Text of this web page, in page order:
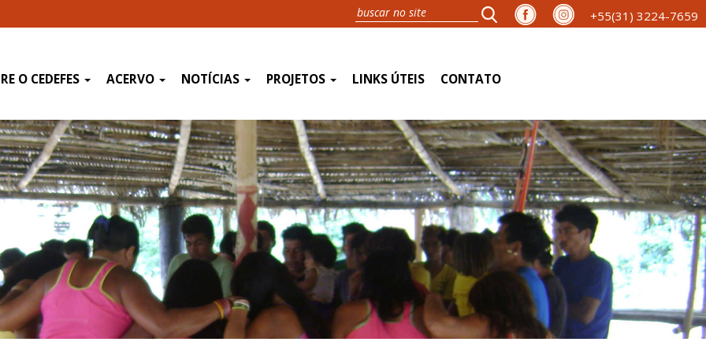
+55(31) 3224-7659
O CEDEFES ACERVO NOTÍCIAS PROJETOS LINKS ÚTEIS CONTATO